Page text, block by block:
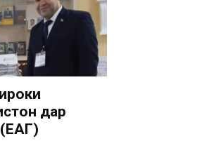
дар
(ЕАГ)